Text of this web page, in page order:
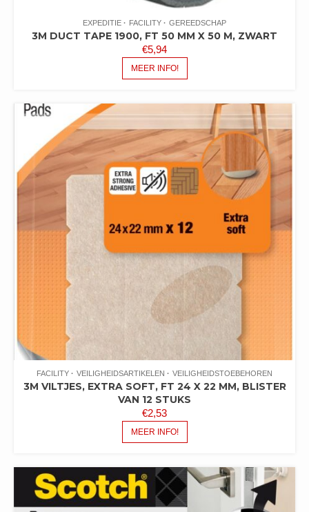
EXPEDITIE FACILITY GEREEDSCHAP
3M DUCT TAPE 1900, FT 50 MM X 50 M, ZWART
€5,94
MEER INFO!
FACILITY VEILIGHEIDSARTIKELEN VEILIGHEIDSTOEBEHOREN
3M VILTJES, EXTRA SOFT, FT 24 X 22 MM, BLISTER
VAN 12 STUKS
€2,53
MEER INFO!